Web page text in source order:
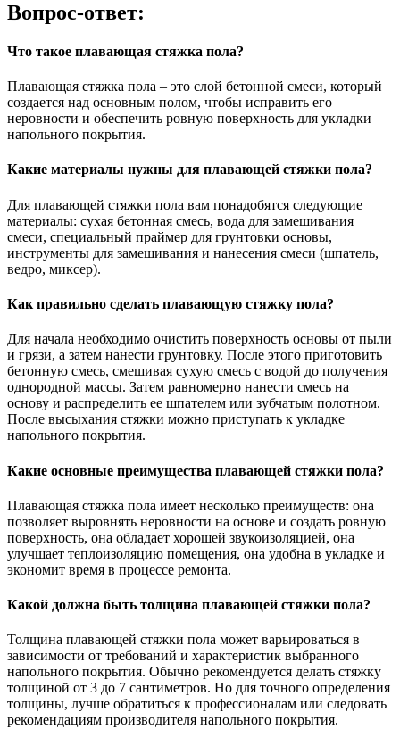
Вопрос-ответ:
Что такое плавающая стяжка пола?
Плавающая стяжка пола – это слой бетонной смеси, который
создается над основным полом, чтобы исправить его
неровности и обеспечить ровную поверхность для укладки
напольного покрытия.
Какие материалы нужны для плавающей стяжки пола?
Для плавающей стяжки пола вам понадобятся следующие
материалы: сухая бетонная смесь, вода для замешивания
смеси, специальный праймер для грунтовки основы,
инструменты для замешивания и нанесения смеси (шпатель,
ведро, миксер).
Как правильно сделать плавающую стяжку пола?
Для начала необходимо очистить поверхность основы от пыли
и грязи, а затем нанести грунтовку. После этого приготовить
бетонную смесь, смешивая сухую смесь с водой до получения
однородной массы. Затем равномерно нанести смесь на
основу и распределить ее шпателем или зубчатым полотном.
После высыхания стяжки можно приступать к укладке
напольного покрытия.
Какие основные преимущества плавающей стяжки пола?
Плавающая стяжка пола имеет несколько преимуществ: она
позволяет выровнять неровности на основе и создать ровную
поверхность, она обладает хорошей звукоизоляцией, она
улучшает теплоизоляцию помещения, она удобна в укладке и
экономит время в процессе ремонта.
Какой должна быть толщина плавающей стяжки пола?
Толщина плавающей стяжки пола может варьироваться в
зависимости от требований и характеристик выбранного
напольного покрытия. Обычно рекомендуется делать стяжку
толщиной от 3 до 7 сантиметров. Но для точного определения
толщины, лучше обратиться к профессионалам или следовать
рекомендациям производителя напольного покрытия.